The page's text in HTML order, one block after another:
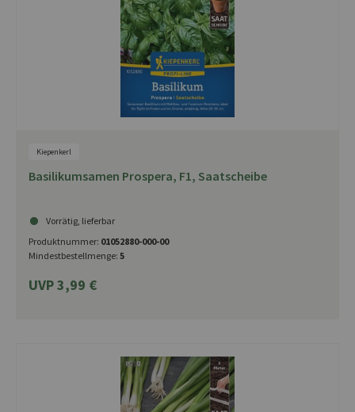
Kiepenkerl
Basilikumsamen Prospera, F1, Saatscheibe
Vorrätig, lieferbar
Produktnummer: 01052880-000-00
Mindestbestellmenge: 5
UVP 3,99 €